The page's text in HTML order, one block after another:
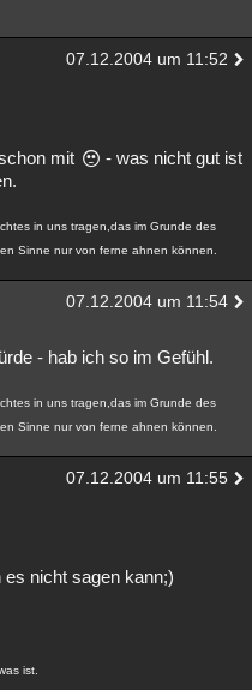
07.12.2004 um 11:52
mit
- was nicht gut ist
in uns tragen,das im Grunde des
Sinne nur von ferne ahnen können.
07.12.2004 um 11:54
- hab ich so im Gefühl.
in uns tragen,das im Grunde des
Sinne nur von ferne ahnen können.
07.12.2004 um 11:55
nicht sagen kann;)
ist.